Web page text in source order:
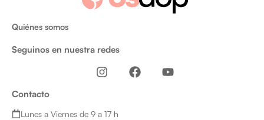
Quiénes somos
Seguinos en nuestra redes
I
n
a
F
a
Y
o
Contacto
Lunes a Viernes de 9 a 17 h